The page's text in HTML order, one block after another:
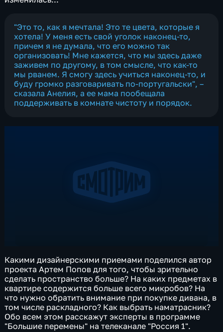
"Это то, как я мечтала! Это те цвета, которые я
хотела! У меня есть свой уголок наконец-то,
причем я не думала, что его можно так
организовать! Мне кажется, что мы здесь даже
заживем по другому, в том смысле, что как-то
мы рванем. Я смогу здесь учиться наконец-то, и
буду громко разговаривать по-португальски", –
сказала Анелия, а ее мама пообещала
поддерживать в комнате чистоту и порядок.
Какими дизайнерскими приемами поделился автор
проекта Артем Попов для того, чтобы зрительно
сделать пространство больше? На каких предметах в
квартире содержится больше всего микробов? На
что нужно обратить внимание при покупке дивана, в
том числе раскладного? Как выбрать наматрасник?
Обо всем этом расскажут эксперты в программе
"Большие перемены" на телеканале "Россия 1".